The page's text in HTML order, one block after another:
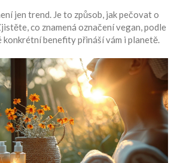
jen trend. Je to způsob, jak pečovat o
co znamená označení vegan, podle
benefity přináší vám i planetě.